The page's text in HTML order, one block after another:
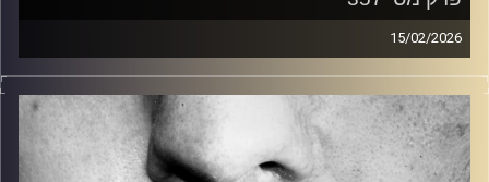
15/02/2026
זיפים, מוזיקה מחוספסת של הופעות חיות. הרבה ג'אם, רוק,
בלוז, bluegrass, ג'אז, Fאנק, פרוגרסיב ואפילו אלקטרוניקה.
כל מה שחי, אמיתי ונושם.
עם שמוליק רגב.